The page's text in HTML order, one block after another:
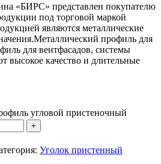
«БИРС» представлен покупателю
под торговой маркой
являются металлические
профиль для
для вентфасадов, системы
высокое качество и длительные
угловой пристеночный
Уголок пристенный